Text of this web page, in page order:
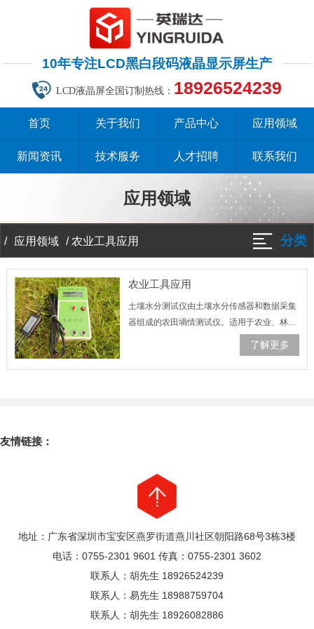
10年专注LCD黑白段码液晶显示屏生产
LCD液晶屏全国订制热线： 18926524239
首页 关于我们 产品中心 应用领域
新闻资讯 技术服务 人才招聘 联系我们
应用领域
/ 应用领域 /农业工具应用 分类
农业工具应用
土壤水分测试仪由土壤水分传感器和数据采集
器组成的农田墒情测试仪。适用于农业、林
业、环境保护、水利、气象等行业部门，用于
土壤墒情监测、节水灌溉、温室控制、精细农
业，可对各种土质的土壤进行现场野外流动测
了解更多
友情链接：
地址：广东省深圳市宝安区燕罗街道燕川社区朝阳路68号3栋3楼
电话：0755-2301 9601 传真：0755-2301 3602
联系人：胡先生 18926524239
联系人：易先生 18988759704
联系人：胡先生 18926082886